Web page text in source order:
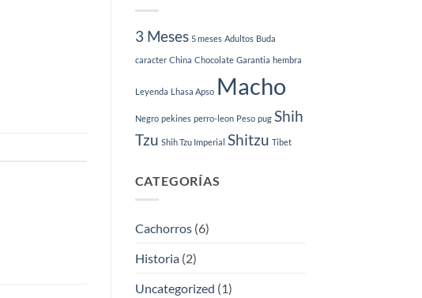
3 Meses 5 meses Adultos Buda
caracter China Chocolate Garantia hembra
Leyenda Lhasa Apso Macho
Negro pekines perro-leon Peso pug Shih
Tzu Shih Tzu Imperial Shitzu Tibet
CATEGORÍAS
Cachorros(6)
Historia(2)
Uncategorized (1)